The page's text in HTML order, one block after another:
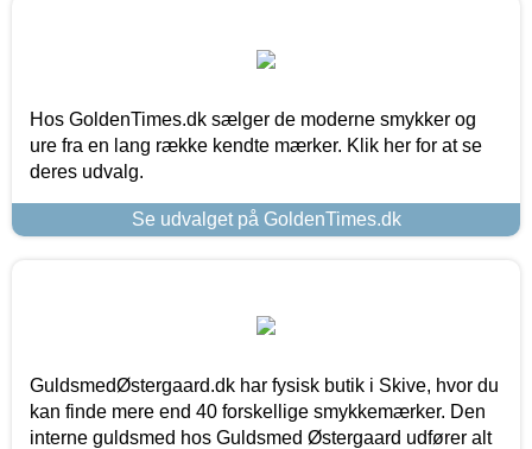
Hos GoldenTimes.dk sælger de moderne smykker og
ure fra en lang række kendte mærker. Klik her for at se
deres udvalg.
Se udvalget på GoldenTimes.dk
GuldsmedØstergaard.dk har fysisk butik i Skive, hvor du
kan finde mere end 40 forskellige smykkemærker. Den
interne guldsmed hos Guldsmed Østergaard udfører alt